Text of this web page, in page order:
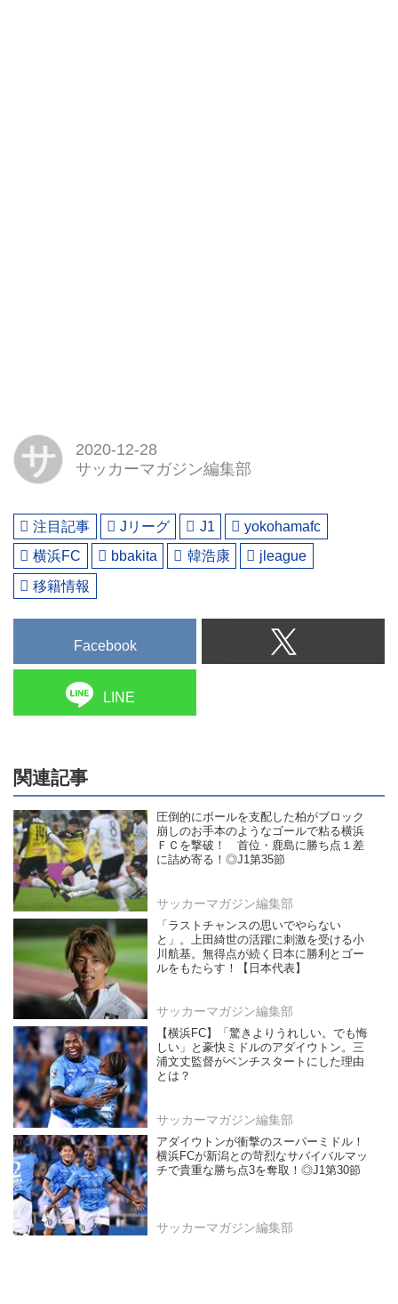
サ
2020-12-28
サッカーマガジン編集部
注目記事 Jリーグ J1
yokohamafc
横浜FC
bbakita 韓浩康
jleague
移籍情報
Facebook
LINE
関連記事
圧倒的にボールを支配した柏がブロック
崩しのお手本のようなゴールで粘る横浜
ＦＣを撃破！ 首位・鹿島に勝ち点１差
に詰め寄る！◎J1第35節
サッカーマガジン編集部
「ラストチャンスの思いでやらない
と」。上田綺世の活躍に刺激を受ける小
川航基。無得点が続く日本に勝利とゴー
ルをもたらす！【日本代表】
サッカーマガジン編集部
【横浜FC】「驚きよりうれしい。でも悔
しい」と豪快ミドルのアダイウトン。三
浦文丈監督がベンチスタートにした理由
とは？
サッカーマガジン編集部
アダイウトンが衝撃のスーパーミドル！
横浜FCが新潟との苛烈なサバイバルマッ
チで貴重な勝ち点3を奪取！◎J1第30節
サッカーマガジン編集部